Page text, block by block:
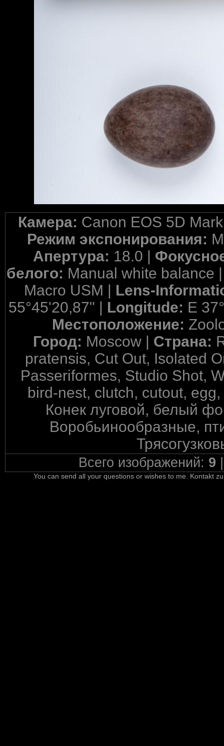
Камера: Canon EOS 5D
Режим экспонирования:
Апертура: 18.0 |
белого: Manual white balance
Macro USM | Lens-
55°45'20,87" | Longitude: E
Местоположение:
Город: Moscow | Страна:
pratensis, Cut Out, Isolated
Passeriformes, Studio Shot,
bird-nest, clutch, cutout,
Конек луговой, белый
Воробьинообразные,
Всего изображений: 9
You can send all your questions or wishes to me. Kontakt